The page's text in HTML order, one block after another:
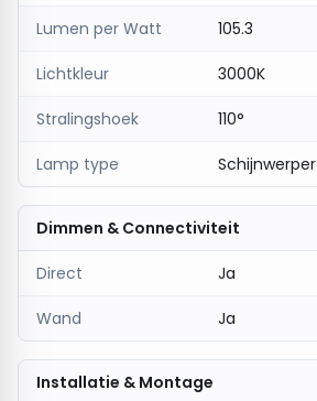
Lumen per Watt 105.3
Lichtkleur 3000K
Stralingshoek 110°
Lamp type Schijnwerper
Dimmen & Connectiviteit
Direct Ja
Wand Ja
Installatie & Montage